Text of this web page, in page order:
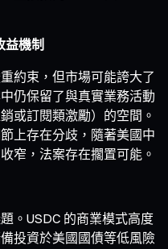
機制
約束，但市場可能誇大了
仍保留了與真實業務活動
或訂閱類激勵）的空間。
上存在分歧，隨著美國中
窄，法案存在擱置可能。
。USDC 的商業模式高度
投資於美國國債等低風險